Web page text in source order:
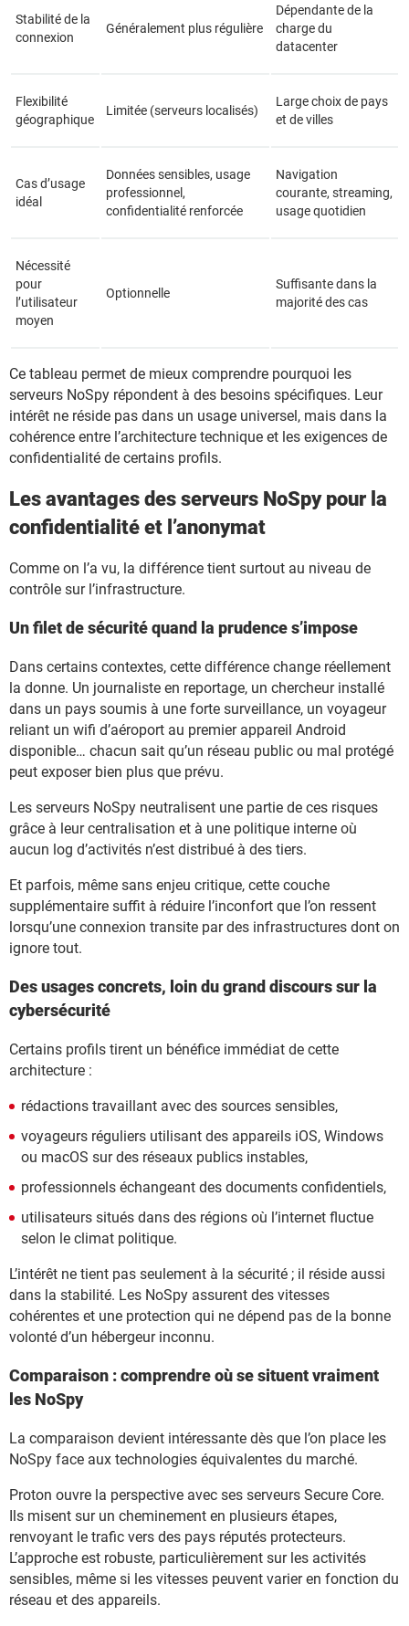
Stabilité de la
connexion
Généralement plus régulière
Dépendante de la
charge du
datacenter
Flexibilité
géographique
Limitée (serveurs localisés)
Large choix de pays
et de villes
Cas d’usage
idéal
Données sensibles, usage
professionnel,
confidentialité renforcée
Navigation
courante, streaming,
usage quotidien
Nécessité
pour
l’utilisateur
moyen
Optionnelle
Suffisante dans la
majorité des cas
Ce tableau permet de mieux comprendre pourquoi les
serveurs NoSpy répondent à des besoins spécifiques. Leur
intérêt ne réside pas dans un usage universel, mais dans la
cohérence entre l’architecture technique et les exigences de
confidentialité de certains profils.
Les avantages des serveurs NoSpy pour la
confidentialité et l’anonymat
Comme on l’a vu, la différence tient surtout au niveau de
contrôle sur l’infrastructure.
Un filet de sécurité quand la prudence s’impose
Dans certains contextes, cette différence change réellement
la donne. Un journaliste en reportage, un chercheur installé
dans un pays soumis à une forte surveillance, un voyageur
reliant un wifi d’aéroport au premier appareil Android
disponible… chacun sait qu’un réseau public ou mal protégé
peut exposer bien plus que prévu.
Les serveurs NoSpy neutralisent une partie de ces risques
grâce à leur centralisation et à une politique interne où
aucun log d’activités n’est distribué à des tiers.
Et parfois, même sans enjeu critique, cette couche
supplémentaire suffit à réduire l’inconfort que l’on ressent
lorsqu’une connexion transite par des infrastructures dont on
ignore tout.
Des usages concrets, loin du grand discours sur la
cybersécurité
Certains profils tirent un bénéfice immédiat de cette
architecture :
rédactions travaillant avec des sources sensibles,
voyageurs réguliers utilisant des appareils iOS, Windows
ou macOS sur des réseaux publics instables,
professionnels échangeant des documents confidentiels,
utilisateurs situés dans des régions où l’internet fluctue
selon le climat politique.
L’intérêt ne tient pas seulement à la sécurité ; il réside aussi
dans la stabilité. Les NoSpy assurent des vitesses
cohérentes et une protection qui ne dépend pas de la bonne
volonté d’un hébergeur inconnu.
Comparaison : comprendre où se situent vraiment
les NoSpy
La comparaison devient intéressante dès que l’on place les
NoSpy face aux technologies équivalentes du marché.
Proton ouvre la perspective avec ses serveurs Secure Core.
Ils misent sur un cheminement en plusieurs étapes,
renvoyant le trafic vers des pays réputés protecteurs.
L’approche est robuste, particulièrement sur les activités
sensibles, même si les vitesses peuvent varier en fonction du
réseau et des appareils.